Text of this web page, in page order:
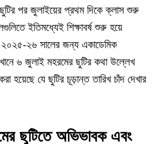
ছুটির পর জুলাইয়ের প্রথম দিকে ক্লাস শুরু
ইতিমধ্যেই শিক্ষাবর্ষ শুরু হয়ে
২৬ সালের জন্য একাডেমিক
৬ জুলাই মহরমের ছুটির কথা উল্লেখ
হয়েছে যে ছুটির চূড়ান্ত তারিখ চাঁদ দেখার
ছুটিতে অভিভাবক এবং